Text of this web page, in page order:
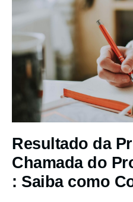
Resultado da
Chamada do
: Saiba como